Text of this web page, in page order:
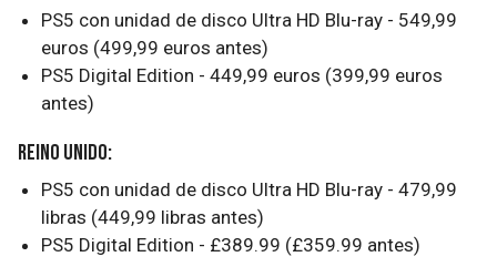
PS5 con unidad de disco Ultra HD Blu-ray - 549,99
euros (499,99 euros antes)
PS5 Digital Edition - 449,99 euros (399,99 euros
antes)
REINO UNIDO:
PS5 con unidad de disco Ultra HD Blu-ray - 479,99
libras (449,99 libras antes)
PS5 Digital Edition - £389.99 (£359.99 antes)